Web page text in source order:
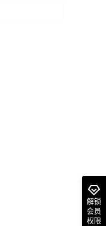
解锁
会员
权限